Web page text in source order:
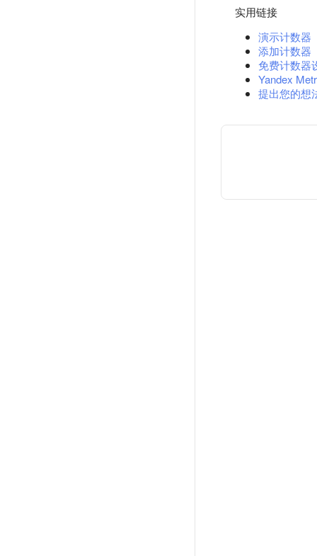
实用链接
演示计数器
添加计数器
免费计数器
Yandex
提出您的想